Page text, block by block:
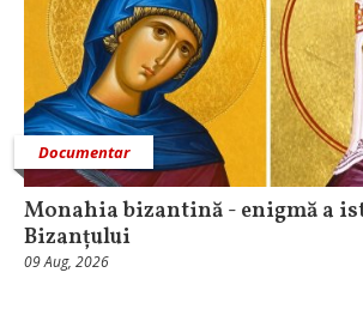
Documentar
Monahia bizantină - enigmă a
Bizanțului
09 Aug, 2026